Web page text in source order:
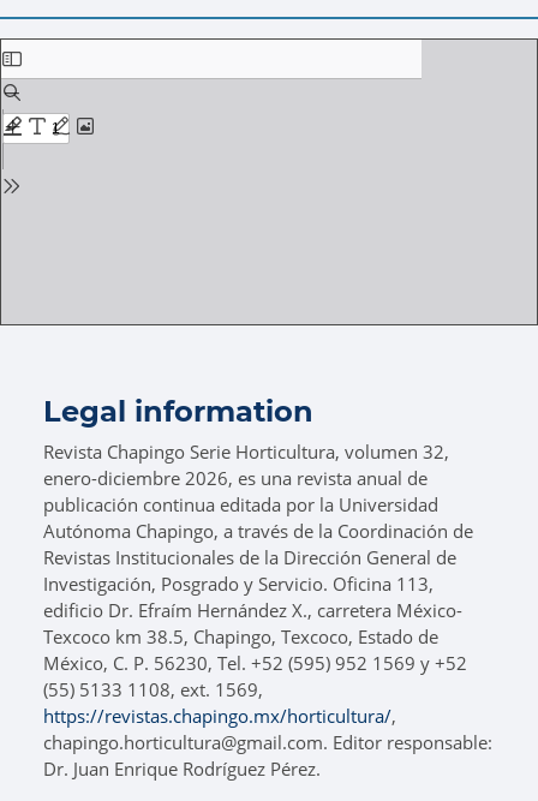
Legal information
Revista Chapingo Serie Horticultura, volumen 32,
enero-diciembre 2026, es una revista anual de
publicación continua editada por la Universidad
Autónoma Chapingo, a través de la Coordinación de
Revistas Institucionales de la Dirección General de
Investigación, Posgrado y Servicio. Oficina 113,
edificio Dr. Efraím Hernández X., carretera México-
Texcoco km 38.5, Chapingo, Texcoco, Estado de
México, C. P. 56230, Tel. +52 (595) 952 1569 y +52
(55) 5133 1108, ext. 1569,
https://revistas.chapingo.mx/horticultura/,
chapingo.horticultura@gmail.com. Editor responsable:
Dr. Juan Enrique Rodríguez Pérez.